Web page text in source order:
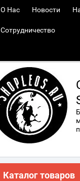
О Нас Новости
Сотрудничество
Каталог товаров